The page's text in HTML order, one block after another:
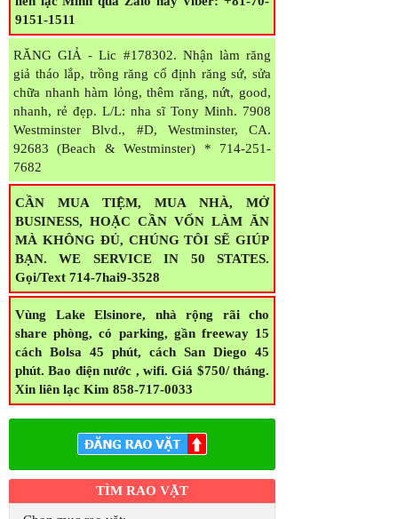
liên lạc Minh qua Zalo hay Viber: +81-70-
9151-1511
RĂNG GIẢ - Lic #178302. Nhận làm răng
giả tháo lắp, trồng răng cố định răng sứ, sửa
chữa nhanh hàm lỏng, thêm răng, nứt, good,
nhanh, rẻ đẹp. L/L: nha sĩ Tony Minh. 7908
Westminster Blvd., #D, Westminster, CA.
92683 (Beach & Westminster) * 714-251-
7682
CẦN MUA TIỆM, MUA NHÀ, MỞ
BUSINESS, HOẶC CẦN VỐN LÀM ĂN
MÀ KHÔNG ĐỦ, CHÚNG TÔI SẼ GIÚP
BẠN. WE SERVICE IN 50 STATES.
Gọi/Text 714-7hai9-3528
Vùng Lake Elsinore, nhà rộng rãi cho
share phòng, có parking, gần freeway 15
cách Bolsa 45 phút, cách San Diego 45
phút. Bao điện nước , wifi. Giá $750/ tháng.
Xin liên lạc Kim 858-717-0033
TÌM RAO VẶT